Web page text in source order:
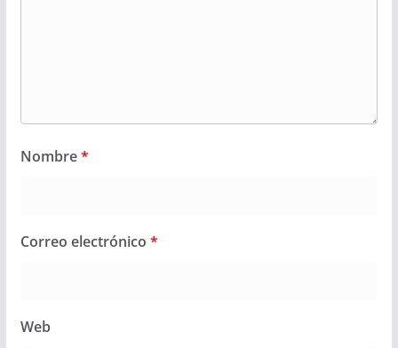
Nombre*
Correo electrónico *
Web